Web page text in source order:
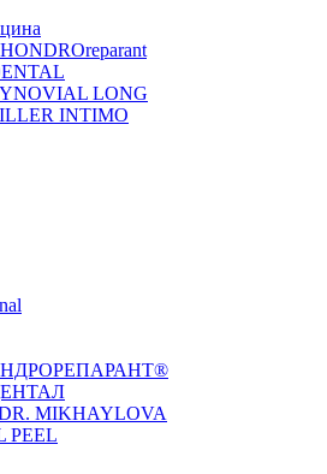
LONG
INTIMO
MIKHAYLOVA
PEEL